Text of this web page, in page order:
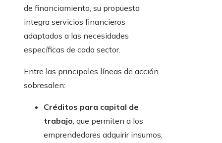
de financiamiento, su propuesta
integra servicios financieros
adaptados a las necesidades
específicas de cada sector.
Entre las principales líneas de acción
sobresalen:
Créditos para capital de
trabajo, que permiten a los
emprendedores adquirir insumos,